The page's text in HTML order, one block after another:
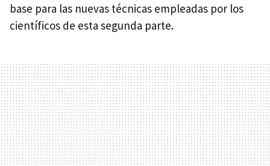
base para las nuevas técnicas empleadas por los
científicos de esta segunda parte.